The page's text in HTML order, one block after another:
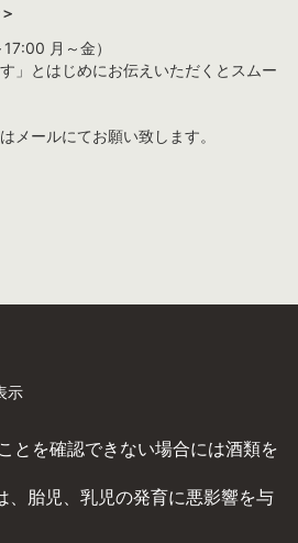
月～金）
」とはじめにお伝えいただくとスムー
メールにてお願い致します。
示
とを確認できない場合には酒類を
、胎児、乳児の発育に悪影響を与